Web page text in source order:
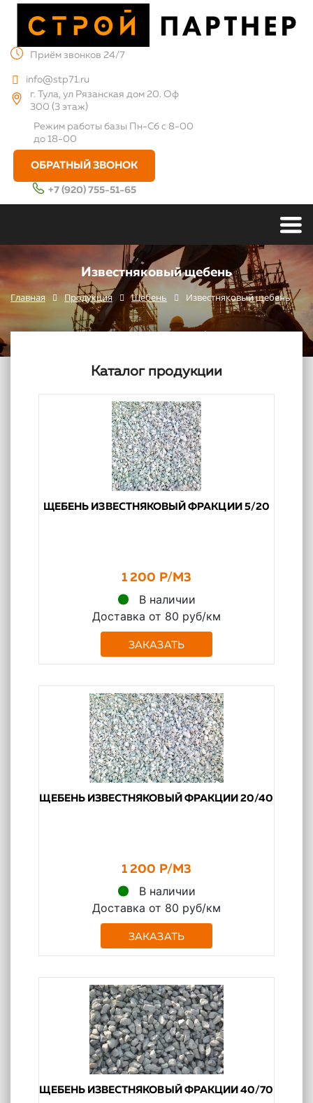
Приём звонков 24/7
info@stp71.ru
г. Тула, ул Рязанская дом 20. Оф
300 (3 этаж)
Режим работы базы Пн-Сб с 8-00
до 18-00
ОБРАТНЫЙ ЗВОНОК
+7 (920) 755-51-65
Известняковый щебень
Главная Продукция Щебень Известняковый щебень
Каталог продукции
ЩЕБЕНЬ ИЗВЕСТНЯКОВЫЙ ФРАКЦИИ 5/20
1 200 Р/М3
В наличии
Доставка от 80 руб/км
ЗАКАЗАТЬ
ЩЕБЕНЬ ИЗВЕСТНЯКОВЫЙ ФРАКЦИИ 20/40
1 200 Р/М3
В наличии
Доставка от 80 руб/км
ЗАКАЗАТЬ
ЩЕБЕНЬ ИЗВЕСТНЯКОВЫЙ ФРАКЦИИ 40/70